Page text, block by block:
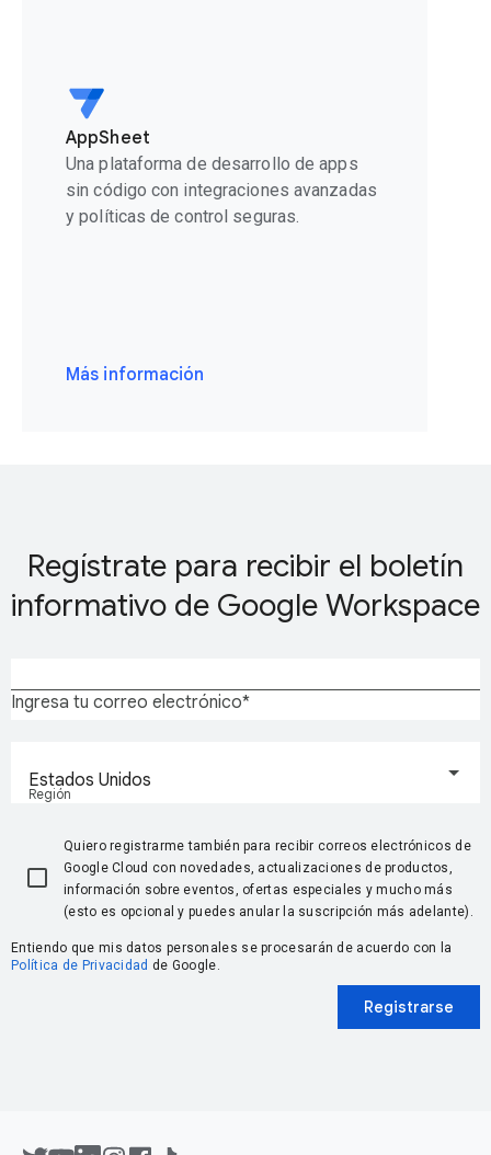
AppSheet
Una plataforma de desarrollo de apps
sin código con integraciones avanzadas
y políticas de control seguras.
Más información
Regístrate para recibir el boletín
informativo de Google Workspace
Ingresa tu correo electrónico
Región
Estados Unidos
Quiero registrarme también para recibir correos electrónicos de
Google Cloud con novedades, actualizaciones de productos,
información sobre eventos, ofertas especiales y mucho más
(esto es opcional y puedes anular la suscripción más adelante).
Entiendo que mis datos personales se procesarán de acuerdo con la
Política de Privacidad de Google.
Registrarse